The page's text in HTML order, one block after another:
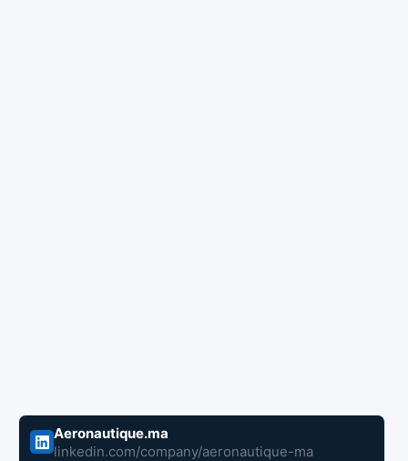
Aeronautique.ma
linkedin.com/company/aeronautique-ma